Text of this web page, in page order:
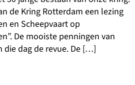
de Kring Rotterdam een lezing
en Scheepvaart op
De mooiste penningen van
die dag de revue. De […]